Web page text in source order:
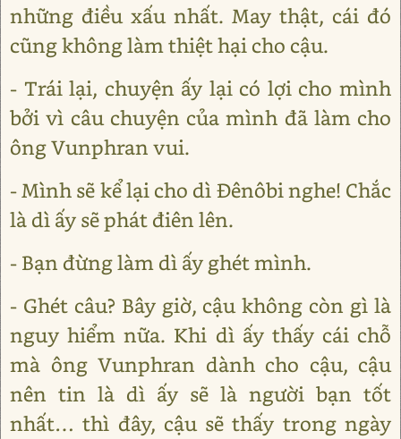
những điều xấu nhất. May thật, cái đó
cũng không làm thiệt hại cho cậu.
- Trái lại, chuyện ấy lại có lợi cho mình
bởi vì câu chuyện của mình đã làm cho
ông Vunphran vui.
- Mình sẽ kể lại cho dì Đênôbi nghe! Chắc
là dì ấy sẽ phát điên lên.
- Bạn đừng làm dì ấy ghét mình.
- Ghét câu? Bây giờ, cậu không còn gì là
nguy hiểm nữa. Khi dì ấy thấy cái chỗ
mà ông Vunphran dành cho cậu, cậu
nên tin là dì ấy sẽ là người bạn tốt
nhất… thì đây, cậu sẽ thấy trong ngày